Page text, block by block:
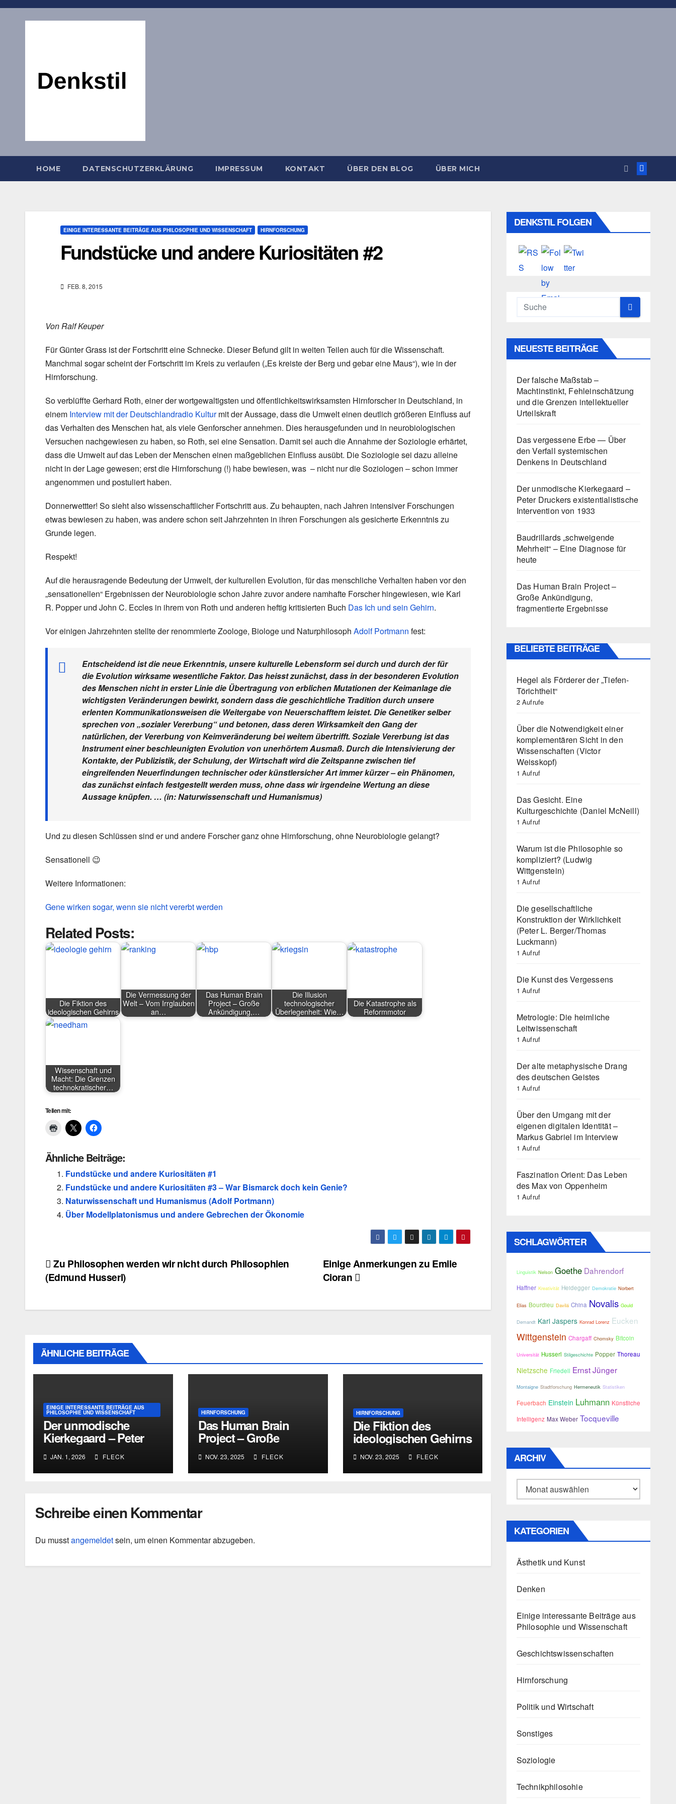
Zum
HOME DATENSCHUTZERKLÄRUNG IMPRESSUM KONTAKT ÜBER DEN BLOG ÜBER MICH
EINIGE INTERESSANTE BEITRÄGE AUS PHILOSOPHIE UND WISSENSCHAFT HIRNFORSCHUNG
Fundstücke und andere Kuriositäten #2
FEB. 8, 2015
Von Ralf Keuper
Für Günter Grass ist der Fortschritt eine Schnecke. Dieser Befund gilt in weiten Teilen auch für die Wissenschaft.
Manchmal sogar scheint der Fortschritt im Kreis zu verlaufen („Es kreiste der Berg und gebar eine Maus“), wie in der
Hirnforschung.
So verblüffte Gerhard Roth, einer der wortgewaltigsten und öffentlichkeitswirksamsten Hirnforscher in Deutschland, in
einem Interview mit der Deutschlandradio Kulturmit der Aussage, dass die Umwelt einen deutlich größeren Einfluss auf
das Verhalten des Menschen hat, als viele Genforscher annehmen. Dies herausgefunden und in neurobiologischen
Versuchen nachgewiesen zu haben, so Roth, sei eine Sensation. Damit sei auch die Annahme der Soziologie erhärtet,
dass die Umwelt auf das Leben der Menschen einen maßgeblichen Einfluss ausübt. Die Soziologie sei dazu alleine
nicht in der Lage gewesen; erst die Hirnforschung (!) habe bewiesen, was – nicht nur die Soziologen – schon immer
angenommen und postuliert haben.
Donnerwettter! So sieht also wissenschaftlicher Fortschritt aus. Zu behaupten, nach Jahren intensiver Forschungen
etwas bewiesen zu haben, was andere schon seit Jahrzehnten in ihren Forschungen als gesicherte Erkenntnis zu
Grunde legen.
Respekt!
Auf die herausragende Bedeutung der Umwelt, der kulturellen Evolution, für das menschliche Verhalten haben vor den
„sensationellen“ Ergebnissen der Neurobiologie schon Jahre zuvor andere namhafte Forscher hingewiesen, wie Karl
R. Popper und John C. Eccles in ihrem von Roth und anderen heftig kritisierten Buch Das Ich und sein Gehirn.
Vor einigen Jahrzehnten stellte der renommierte Zoologe, Biologe und Naturphilosoph Adolf Portmann fest:
Entscheidend ist die neue Erkenntnis, unsere kulturelle Lebensform sei durch und durch der für
die Evolution wirksame wesentliche Faktor. Das heisst zunächst, dass in der besonderen Evolution
des Menschen nicht in erster Linie die Übertragung von erblichen Mutationen der Keimanlage die
wichtigsten Veränderungen bewirkt, sondern dass die geschichtliche Tradition durch unsere
erlenten Kommunikationsweisen die Weitergabe von Neuerschafftem leistet. Die Genetiker selber
sprechen von „sozialer Vererbung“ und betonen, dass deren Wirksamkeit den Gang der
natürlichen, der Vererbung von Keimveränderung bei weitem übertrifft. Soziale Vererbung ist das
Instrument einer beschleunigten Evolution von unerhörtem Ausmaß. Durch die Intensivierung der
Kontakte, der Publizistik, der Schulung, der Wirtschaft wird die Zeitspanne zwischen tief
eingreifenden Neuerfindungen technischer oder künstlersicher Art immer kürzer – ein Phänomen,
das zunächst einfach festgestellt werden muss, ohne dass wir irgendeine Wertung an diese
Aussage knüpfen. … (in: Naturwissenschaft und Humanismus)
Und zu diesen Schlüssen sind er und andere Forscher ganz ohne Hirnforschung, ohne Neurobiologie gelangt?
Sensationell 😉
Weitere Informationen:
Gene wirken sogar, wenn sie nicht vererbt werden
Related Posts:
Die Fiktion des
ideologischen Gehirns
Die Vermessung der
Welt – Vom Irrglauben
an…
Das Human Brain
Project – Große
Ankündigung,…
Die Illusion
technologischer
Überlegenheit: Wie…
Die Katastrophe als
Reformmotor
Wissenschaft und
Macht: Die Grenzen
technokratischer…
Teilen mit:
Ähnliche Beiträge:
Fundstücke und andere Kuriositäten #1
Fundstücke und andere Kuriositäten #3 – War Bismarck doch kein Genie?
Naturwissenschaft und Humanismus (Adolf Portmann)
Über Modellplatonismus und andere Gebrechen der Ökonomie
Beitragsnavigation
Einige Anmerkungen zu Emile
Cioran
Zu Philosophen werden wir nicht durch Philosophien
(Edmund Husserl)
ÄHNLICHE BEITRÄGE
EINIGE INTERESSANTE BEITRÄGE AUS
PHILOSOPHIE UND WISSENSCHAFT
Der unmodische
Kierkegaard – Peter
Druckers
existentialistische
Intervention von 1933
JAN. 1, 2026 FLECK
HIRNFORSCHUNG
Das Human Brain
Project – Große
Ankündigung,
fragmentierte
Ergebnisse
NOV. 23, 2025 FLECK
HIRNFORSCHUNG
Die Fiktion des
ideologischen Gehirns
NOV. 23, 2025 FLECK
Schreibe einen Kommentar
Du musstangemeldetsein, um einen Kommentar abzugeben.
DENKSTIL FOLGEN
NEUESTE BEITRÄGE
Der falsche Maßstab –
Machtinstinkt, Fehleinschätzung
und die Grenzen intellektueller
Urteilskraft
Das vergessene Erbe — Über
den Verfall systemischen
Denkens in Deutschland
Der unmodische Kierkegaard –
Peter Druckers existentialistische
Intervention von 1933
Baudrillards „schweigende
Mehrheit“ – Eine Diagnose für
heute
Das Human Brain Project –
Große Ankündigung,
fragmentierte Ergebnisse
BELIEBTE BEITRÄGE
Hegel als Förderer der „Tiefen-
Törichtheit“
2 Aufrufe
Über die Notwendigkeit einer
komplementären Sicht in den
Wissenschaften (Victor
Weisskopf)
1 Aufruf
Das Gesicht. Eine
Kulturgeschichte (Daniel McNeill)
1 Aufruf
Warum ist die Philosophie so
kompliziert? (Ludwig
Wittgenstein)
1 Aufruf
Die gesellschaftliche
Konstruktion der Wirklichkeit
(Peter L. Berger/Thomas
Luckmann)
1 Aufruf
Die Kunst des Vergessens
1 Aufruf
Metrologie: Die heimliche
Leitwissenschaft
1 Aufruf
Der alte metaphysische Drang
des deutschen Geistes
1 Aufruf
Über den Umgang mit der
eigenen digitalen Identität –
Markus Gabriel im Interview
1 Aufruf
Faszination Orient: Das Leben
des Max von Oppenheim
1 Aufruf
SCHLAGWÖRTER
Linguistik Nelson Goethe Dahrendorf
Haffner Kreativität Heidegger Demokratie Norbert
Elias Bourdieu Davilá China Novalis Gould
Demandt Karl Jaspers Konrad Lorenz Eucken
Wittgenstein Chargaff Chomsky Bitcoin
Universität Husserl Stilgeschichte Popper Thoreau
Nietzsche Friedell Ernst Jünger
Montaigne Stadtforschung Hermeneutik Statistiken
Feuerbach Einstein Luhmann Künstliche
Intelligenz Max Weber Tocqueville
ARCHIV
Archiv
KATEGORIEN
Ästhetik und Kunst
Denken
Einige interessante Beiträge aus
Philosophie und Wissenschaft
Geschichtswissenschaften
Hirnforschung
Politik und Wirtschaft
Sonstiges
Soziologie
Technikphilosohie